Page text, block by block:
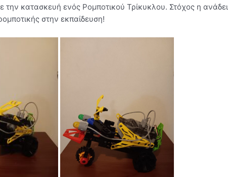
την κατασκευή ενός Ρομποτικού Τρίκυκλου. Στόχος η
στην εκπαίδευση!